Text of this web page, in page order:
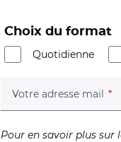
Choix du format
Quotidienne
Votre adresse mail
Pour en savoir plus sur